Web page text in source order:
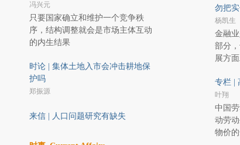
冯兴元
只要国家确立和维护一个竞争秩
序，结构调整就会是市场主体互动
的内生结果
时论 | 集体土地入市会冲击耕地保
护吗
郑振源
来信 | 人口问题研究有缺失
勿把
杨凯生
金融
部分
展方
专栏 |
叶翔
中国
动劳
物价